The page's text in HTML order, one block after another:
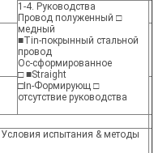
1-4. Руководства
Провод полуженный □
медный
■Tin-покрынный стальной
провод
Ос-сформированное
□ ■Straight
□In-Формирующ □
отсутствие руководства
Условия испытания & методы